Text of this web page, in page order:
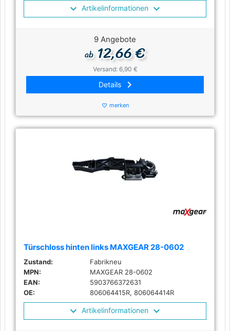
Artikelinformationen
9 Angebote
ab12,66 €
Versand: 6,90 €
Details keyboard_arrow_right
favorite_border merken
Türschloss hinten links MAXGEAR 28-0602
Zustand:
Fabrikneu
MPN:
MAXGEAR 28-0602
EAN:
5903766372631
OE:
806064415R, 806064414R
Artikelinformationen